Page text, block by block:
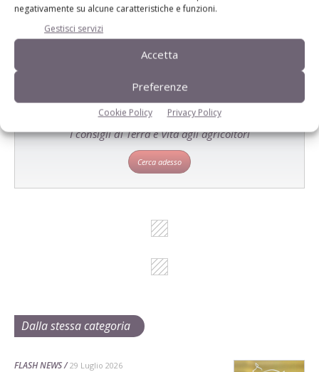
negativamente su alcune caratteristiche e funzioni.
Gestisci servizi
Accetta
Preferenze
Cookie Policy Privacy Policy
L'Esperto risponde
I consigli di Terra e Vita agli agricoltori
Cerca adesso
Dalla stessa categoria
FLASH NEWS 29 Luglio 2026